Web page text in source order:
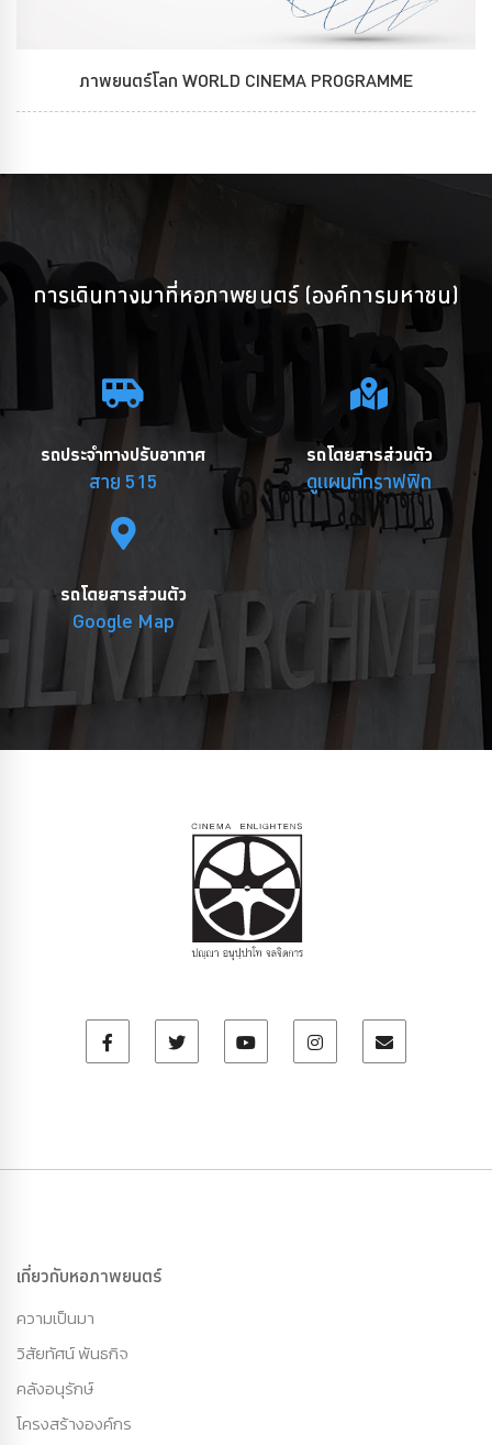
ภาพยนตร์โลก WORLD CINEMA PROGRAMME
การเดินทางมาที่หอภาพยนตร์ (องค์การมหาชน)
รถประจำทางปรับอากาศ
สาย 515
รถโดยสารส่วนตัว
ดูแผนที่กราฟฟิก
รถโดยสารส่วนตัว
Google Map
เกี่ยวกับหอภาพยนตร์
ความเป็นมา
วิสัยทัศน์ พันธกิจ
คลังอนุรักษ์
โครงสร้างองค์กร